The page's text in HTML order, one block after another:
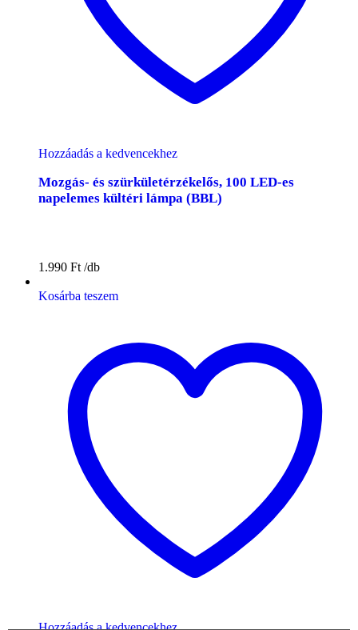
Hozzáadás a kedvencekhez
Mozgás- és szürkületérzékelős, 100 LED-es
napelemes kültéri lámpa (BBL)
1.990 Ft
Kosárba teszem
Hozzáadás a kedvencekhez